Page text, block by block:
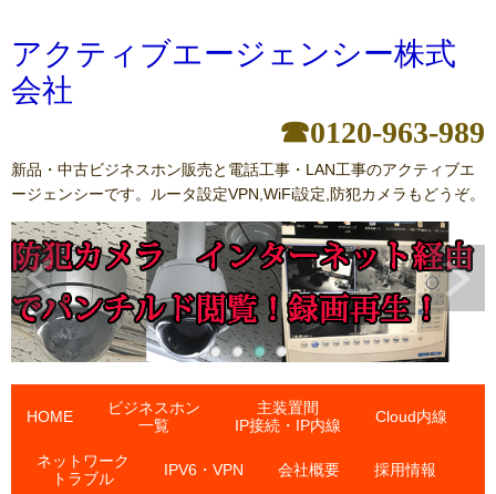
アクティブエージェンシー株式
会社
☎0120-963-989
新品・中古ビジネスホン販売と電話工事・LAN工事のアクティブエ
ージェンシーです。ルータ設定VPN,WiFi設定,防犯カメラもどうぞ。
HOME
ビジネスホン
一覧
主装置間
IP接続・IP内線
Cloud内線
ネットワーク
トラブル
IPV6・VPN 会社概要 採用情報